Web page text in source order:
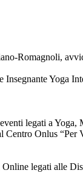
Romagnoli,
Yoga
legati a
Onlus
legati alle